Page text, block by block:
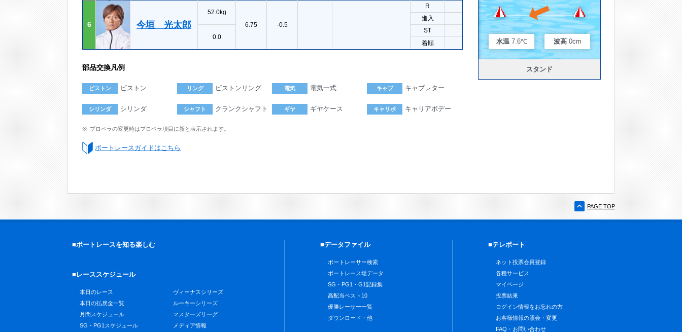
6 今垣 光太郎
52.0kg
6.75
-0.5
R
進入
0.0
ST
着順
部品交換凡例
ピストン ピストン リング ピストンリング 電気 電気一式 キャブ キャブレター
シリンダ シリンダ シャフト クランクシャフト ギヤ ギヤケース キャリボ キャリアボデー
プロペラの変更時はプロペラ項目に新と表示されます。
ボートレースガイドはこちら
水温 7.6℃ 波高 0cm
スタンド
PAGE TOP
■ボートレースを知る楽しむ
■レーススケジュール
本日のレース
本日の払戻金一覧
月間スケジュール
SG・PG1スケジュール
ヴィーナスシリーズ
ルーキーシリーズ
マスターズリーグ
メディア情報
■データファイル
ボートレーサー検索
ボートレース場データ
SG・PG1・G1記録集
高配当ベスト10
優勝レーサー一覧
ダウンロード・他
■テレボート
ネット投票会員登録
各種サービス
マイページ
投票結果
ログイン情報をお忘れの方
お客様情報の照会・変更
FAQ・お問い合わせ